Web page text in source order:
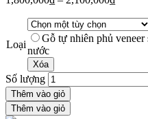
Loại
Gỗ tự nhiên phủ veneer
nước
Xóa
Số lượng
Thêm vào giỏ
Thêm vào giỏ